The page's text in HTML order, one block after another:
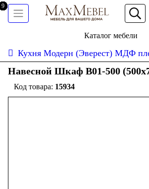
066
Каталог мебели
Кухня Модерн (Эверест) МДФ
Навесной Шкаф В01-500
15934